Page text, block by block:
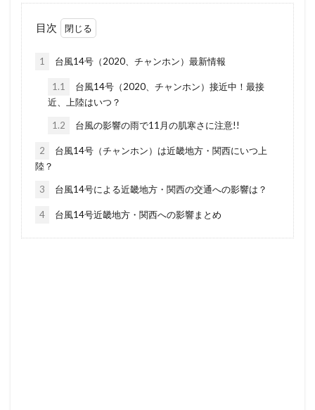
目次
1 台風14号（2020、チャンホン）最新情報
1.1
台風14号（2020、チャンホン）接近中！最接
近、上陸はいつ？
1.2 台風の影響の雨で11月の肌寒さに注意!!
2
台風14号（チャンホン）は近畿地方・関西にいつ上
陸？
3 台風14号による近畿地方・関西の交通への影響は？
4 台風14号近畿地方・関西への影響まとめ